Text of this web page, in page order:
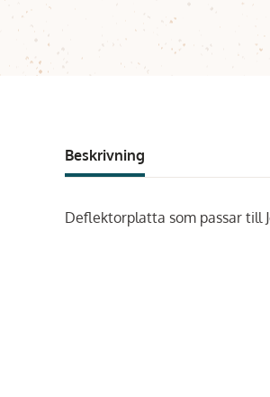
Beskrivning
Deflektorplatta som passar till